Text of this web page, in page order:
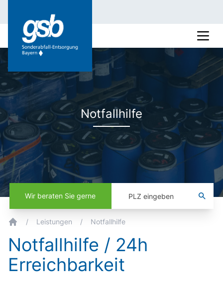
Notfallhilfe
Wir beraten Sie gerne
/ Leistungen / Notfallhilfe
Notfallhilfe / 24h
Erreichbarkeit